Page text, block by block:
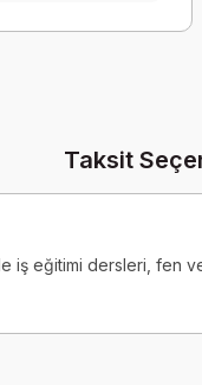
Taksit
iş eğitimi dersleri,